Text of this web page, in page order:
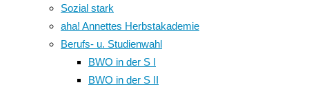
Sozial stark
aha! Annettes Herbstakademie
Berufs- u. Studienwahl
BWO in der S I
BWO in der S II